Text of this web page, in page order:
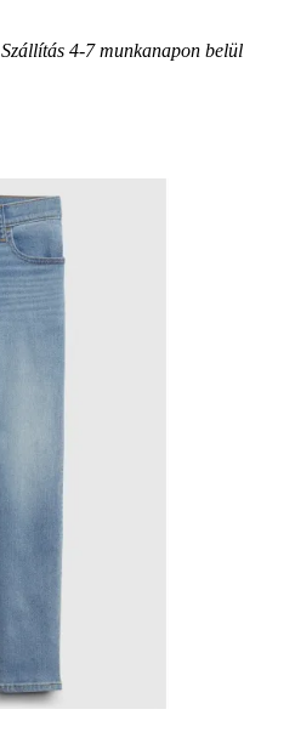
Szállítás 4-7 munkanapon belül